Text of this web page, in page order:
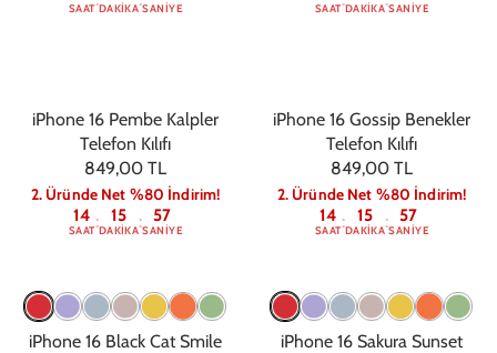
SAAT DAKIKA SANIYE SAAT DAKIKA SANIYE
iPhone 16 Pembe Kalpler
Telefon Kılıfı
849,00 TL
2. Üründe Net %80 İndirim!
14
SAAT: 15
DAKIKA: 56
SANIYE
iPhone 16 Gossip Benekler
Telefon Kılıfı
849,00 TL
2. Üründe Net %80 İndirim!
14
SAAT: 15
DAKIKA: 56
SANIYE
iPhone 16 Black Cat Smile
iPhone 16 Sakura Sunset